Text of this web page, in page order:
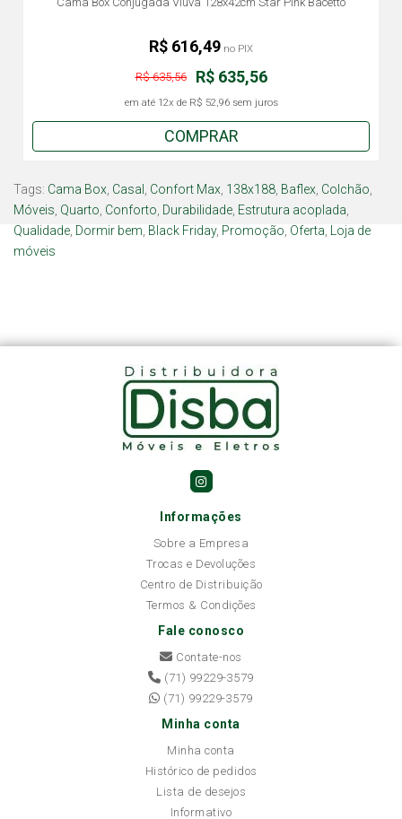
R$ 635,56
R$ 635,56
em até 12x de R$ 52,96sem juros
R$ 616,49 no PIX
COMPRAR
Tags: Cama Box Casal Confort Max 138x188 Baflex Colchão
Móveis Quarto Conforto Durabilidade Estrutura acoplada
Qualidade Dormir bem Black Friday, Promoção Oferta
Loja de
móveis
Informações
Sobre a Empresa
Trocas e Devoluções
Centro de Distribuição
Termos & Condições
Fale conosco
Contate-nos
(71) 99229-3579
(71) 99229-3579
Minha conta
Minha conta
Histórico de pedidos
Lista de desejos
Informativo